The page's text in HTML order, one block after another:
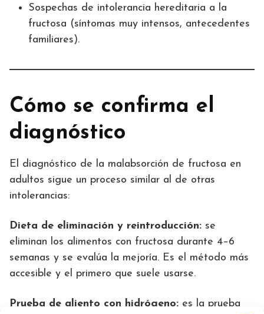
Sospechas de intolerancia hereditaria a la
fructosa (síntomas muy intensos, antecedentes
familiares).
Cómo se confirma el
diagnóstico
El diagnóstico de la malabsorción de fructosa en
adultos sigue un proceso similar al de otras
intolerancias:
Dieta de eliminación y reintroducción: se
eliminan los alimentos con fructosa durante 4–6
semanas y se evalúa la mejoría. Es el método más
accesible y el primero que suele usarse.
Prueba de aliento con hidrógeno: es la prueba